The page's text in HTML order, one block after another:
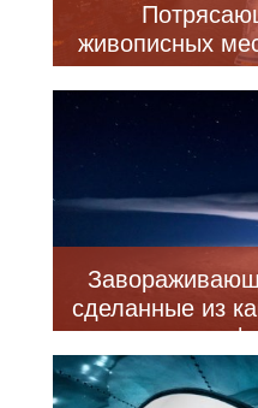
живописных
сделанные с
сделанные из